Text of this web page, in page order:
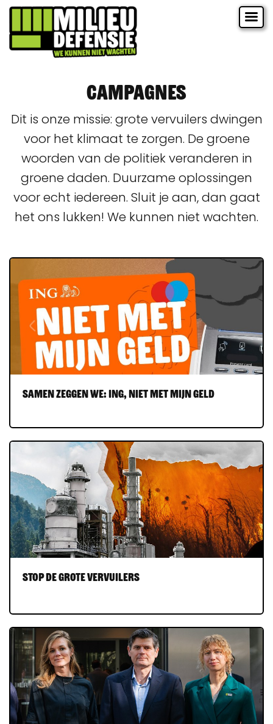
Campagnes
Dit is onze missie: grote vervuilers dwingen
voor het klimaat te zorgen. De groene
woorden van de politiek veranderen in
groene daden. Duurzame oplossingen
voor echt iedereen. Sluit je aan, dan gaat
het ons lukken! We kunnen niet wachten.
Samen zeggen we: ING, Niet Met Mijn Geld
Stop de grote vervuilers